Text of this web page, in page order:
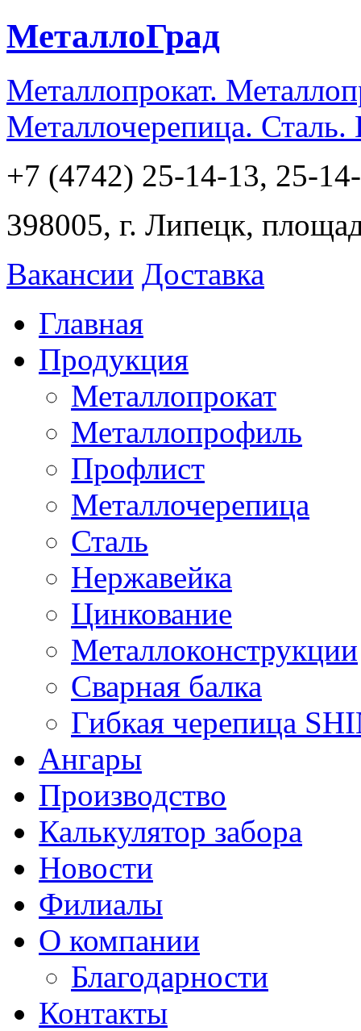
МеталлоГрад
Металлопрокат.
Металлочерепица.
+7 (4742) 25-14-13, 25-
398005, г. Липецк,
Вакансии Доставка
Главная
Продукция
Металлопрокат
Металлопрофиль
Профлист
Металлочерепица
Сталь
Нержавейка
Цинкование
Металлоконструкции
Сварная балка
Гибкая черепица
Ангары
Производство
Калькулятор забора
Новости
Филиалы
О компании
Благодарности
Контакты